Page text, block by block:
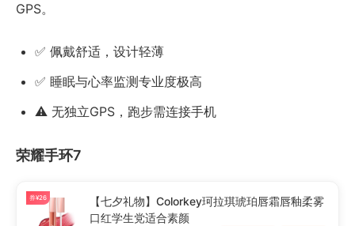
GPS。
✅ 佩戴舒适，设计轻薄
✅ 睡眠与心率监测专业度极高
⚠️ 无独立GPS，跑步需连接手机
荣耀手环7
券¥26
【七夕礼物】Colorkey珂拉琪琥珀唇霜唇釉柔雾
口红学生党适合素颜